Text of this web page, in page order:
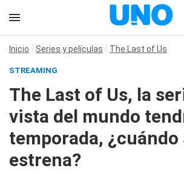
Inicio Series y películas The Last of Us
STREAMING
The Last of Us, la
vista del mundo
temporada, ¿cuándo
estrena?